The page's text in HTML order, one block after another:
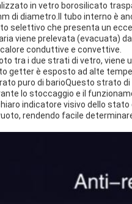
in vetro borosilicato
di diametro.Il tubo interno è
selettivo che presenta un
viene prelevata (evacuata)
conduttive e convettive.
tra i due strati di vetro,
getter è esposto ad alte
puro di barioQuesto strato di
lo stoccaggio e il
indicatore visivo dello
rendendo facile